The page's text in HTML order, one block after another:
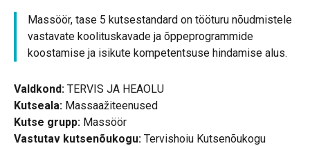
Massöör, tase 5 kutsestandard on tööturu nõudmistele
vastavate koolituskavade ja õppeprogrammide
koostamise ja isikute kompetentsuse hindamise alus.
Valdkond: TERVIS JA HEAOLU
Kutseala: Massaažiteenused
Kutse grupp: Massöör
Vastutav kutsenõukogu: Tervishoiu Kutsenõukogu